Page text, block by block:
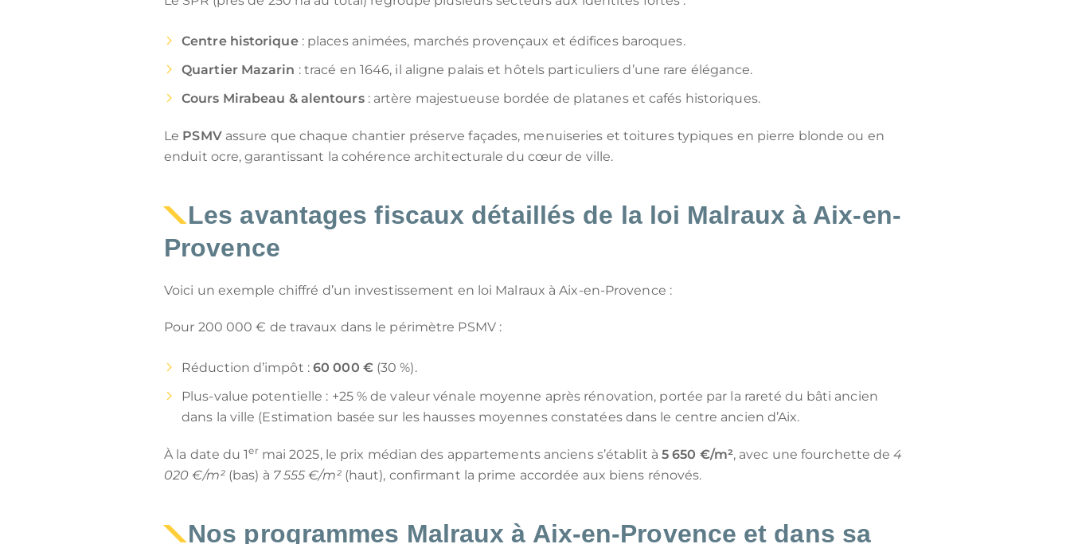
Centre historique: places animées, marchés provençaux et édifices baroques.
Quartier Mazarin : tracé en 1646, il aligne palais et hôtels particuliers d’une rare élégance.
Cours Mirabeau & alentours: artère majestueuse bordée de platanes et cafés historiques.
Le PSMVassure que chaque chantier préserve façades, menuiseries et toitures typiques en pierre blonde ou en
enduit ocre, garantissant la cohérence architecturale du cœur de ville.
Les avantages fiscaux détaillés de la loi Malraux à Aix-en-
Provence
Voici un exemple chiffré d’un investissement en loi Malraux à Aix-en-Provence :
Pour 200 000 € de travaux dans le périmètre PSMV :
Réduction d’impôt : 60 000 €(30 %).
Plus-value potentielle : +25 % de valeur vénale moyenne après rénovation, portée par la rareté du bâti ancien
dans la ville (Estimation basée sur les hausses moyennes constatées dans le centre ancien d’Aix.
À la date du 1ermai 2025, le prix médian des appartements anciens s’établit à 5 650 €/m², avec une fourchette de4
020 €/m²(bas) à 7 555 €/m²(haut), confirmant la prime accordée aux biens rénovés.
Nos programmes Malraux à Aix-en-Provence et dans sa